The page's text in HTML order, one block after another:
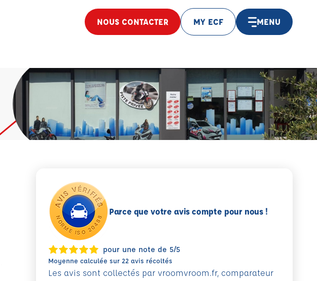
NOUS CONTACTER MY ECF MENU
Parce que votre avis compte pour nous !
pour une note de 5/5
Moyenne calculée sur 22 avis récoltés
Les avis sont collectés par vroomvroom.fr, comparateur